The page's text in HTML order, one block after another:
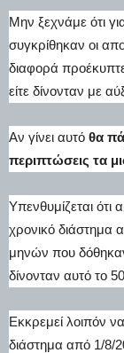
Μην ξεχνάμε ότι
συγκρίθηκαν οι
διαφορά
είτε δίνονταν με
Αν γίνει αυτό θα
περιπτώσεις τα
Υπενθυμίζεται ότι
χρονικό διάστημα
μηνών που
δίνονταν αυτό το
Εκκρεμεί λοιπόν
διάστημα από 1/8/